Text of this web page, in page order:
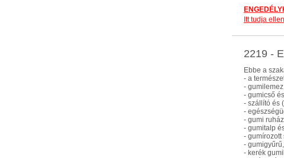
Itt tudja
2219 -
Ebbe a
- a
-
- gumicső
- szállító és
-
- gumi
- gumitalp
- gumírozott
-
- kerék